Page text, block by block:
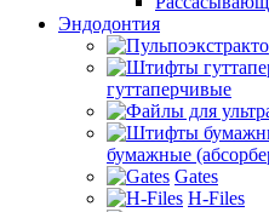
Эндодонтия
гуттаперчивые
бумажные
Gates
H-Files